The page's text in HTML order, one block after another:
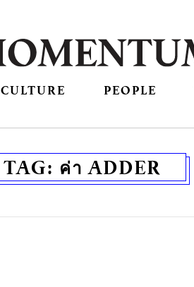
CULTURE PEOPLE
TAG: ค่า ADDER